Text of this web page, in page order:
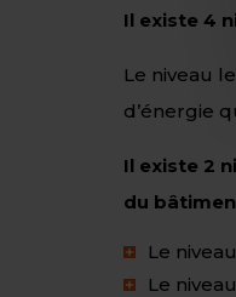
Il existe 4
Le niveau
d’énergie
Il existe 2
du
Le
Le